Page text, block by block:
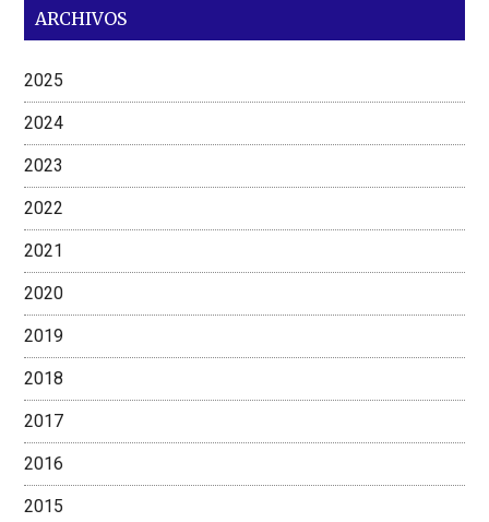
ARCHIVOS
2025
2024
2023
2022
2021
2020
2019
2018
2017
2016
2015